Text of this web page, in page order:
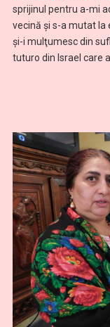
sprijinul pentru a-mi
vecină şi s-a mutat la
şi-i mulţumesc din
tuturo din Israel care